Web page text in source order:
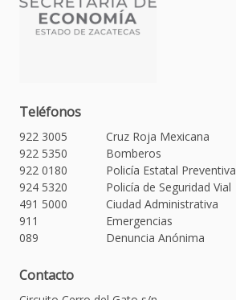
Teléfonos
922 3005
Cruz Roja Mexicana
922 5350
Bomberos
922 0180
Policía Estatal Preventiva
924 5320
Policía de Seguridad Vial
491 5000
Ciudad Administrativa
911
Emergencias
089
Denuncia Anónima
Contacto